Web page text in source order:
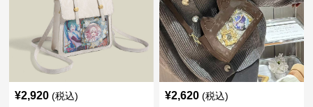
¥2,920 (税込) ¥2,620 (税込)